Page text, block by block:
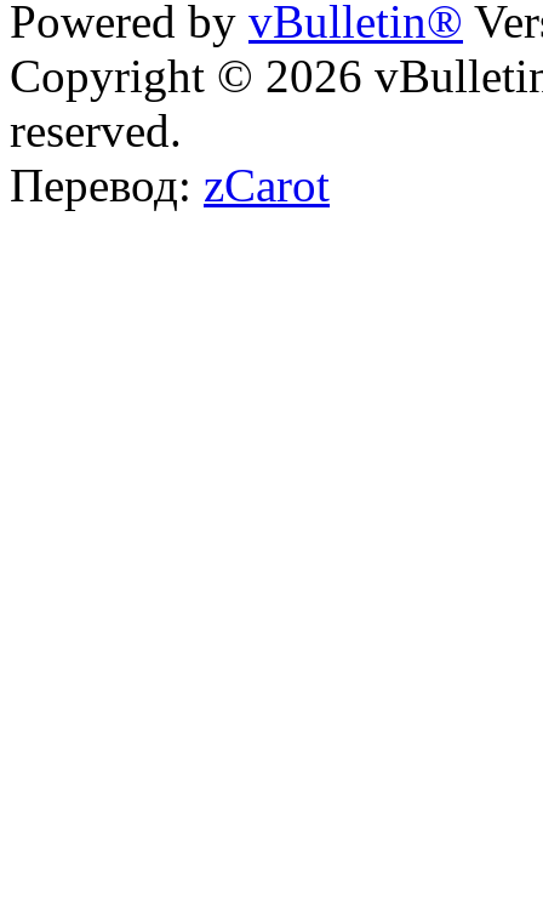
Powered by vBulletin®
Copyright © 2026
reserved.
Перевод: zCarot